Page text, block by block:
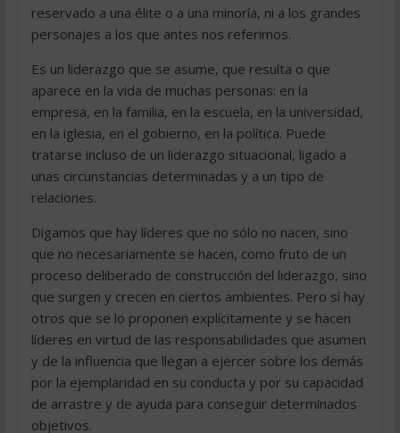
reservado a una élite o a una minoría, ni a los grandes
personajes a los que antes nos referimos.
Es un liderazgo que se asume, que resulta o que
aparece en la vida de muchas personas: en la
empresa, en la familia, en la escuela, en la universidad,
en la iglesia, en el gobierno, en la política. Puede
tratarse incluso de un liderazgo situacional, ligado a
unas circunstancias determinadas y a un tipo de
relaciones.
Digamos que hay líderes que no sólo no nacen, sino
que no necesariamente se hacen, como fruto de un
proceso deliberado de construcción del liderazgo, sino
que surgen y crecen en ciertos ambientes. Pero sí hay
otros que se lo proponen explícitamente y se hacen
líderes en virtud de las responsabilidades que asumen
y de la influencia que llegan a ejercer sobre los demás
por la ejemplaridad en su conducta y por su capacidad
de arrastre y de ayuda para conseguir determinados
objetivos.